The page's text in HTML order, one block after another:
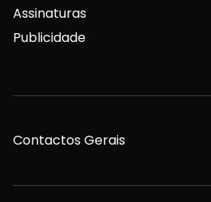
Assinaturas
Publicidade
Contactos Gerais